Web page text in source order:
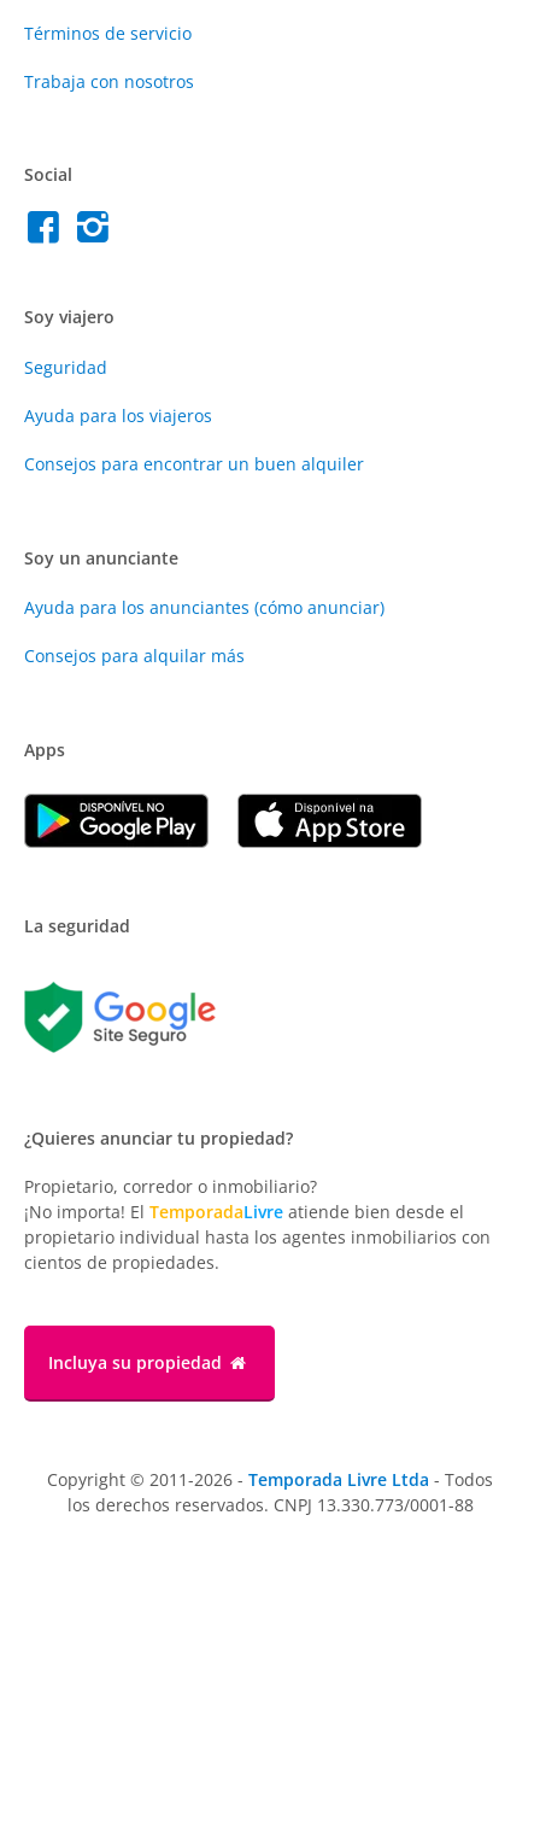
Términos de servicio
Trabaja con nosotros
Social
Soy viajero
Seguridad
Ayuda para los viajeros
Consejos para encontrar un buen alquiler
Soy un anunciante
Ayuda para los anunciantes (cómo anunciar)
Consejos para alquilar más
Apps
La seguridad
¿Quieres anunciar tu propiedad?
Propietario, corredor o inmobiliario?
¡No importa! El TemporadaLivre atiende bien desde el
propietario individual hasta los agentes inmobiliarios con
cientos de propiedades.
Incluya su propiedad
Copyright © 2011-2026 - Temporada Livre Ltda - Todos
los derechos reservados. CNPJ 13.330.773/0001-88